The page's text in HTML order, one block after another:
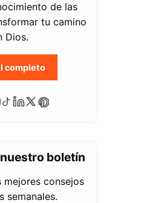
de las
tu camino
Dios.
completo
boletín
mejores consejos
semanales.